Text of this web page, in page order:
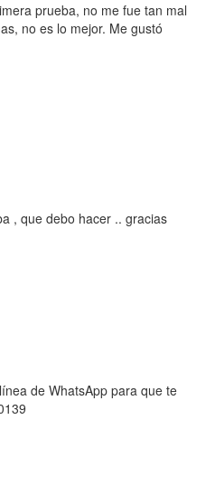
prueba, no me fue tan mal
no es lo mejor. Me gustó
, que debo hacer .. gracias
de WhatsApp para que te